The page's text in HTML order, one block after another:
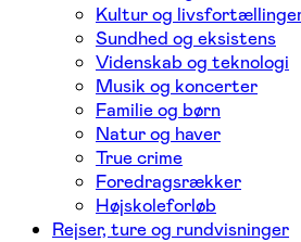
Kultur og
Sundhed og eksistens
Videnskab og teknologi
Musik og koncerter
Familie og børn
Natur og haver
True crime
Foredragsrækker
Højskoleforløb
Rejser, ture og rundvisninger